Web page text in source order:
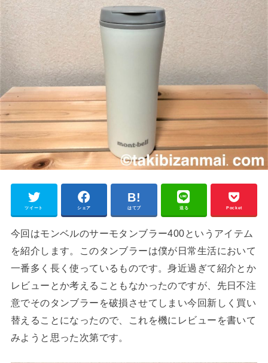
ツイート シェア はてブ 送る Pocket
今回はモンベルのサーモタンブラー400というアイテム
を紹介します。このタンブラーは僕が日常生活において
一番多く長く使っているものです。身近過ぎて紹介とか
レビューとか考えることもなかったのですが、先日不注
意でそのタンブラーを破損させてしまい今回新しく買い
替えることになったので、これを機にレビューを書いて
みようと思った次第です。